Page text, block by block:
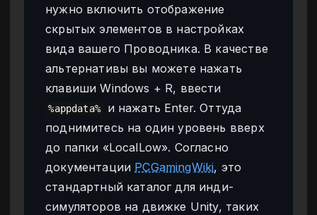
нужно включить отображение
скрытых элементов в настройках
вида вашего Проводника. В качестве
альтернативы вы можете нажать
клавиши Windows + R, ввести
%appdata%
и нажать Enter. Оттуда
поднимитесь на один уровень вверх
до папки «LocalLow». Согласно
документации PCGamingWiki, это
стандартный каталог для инди-
симуляторов на движке Unity, таких